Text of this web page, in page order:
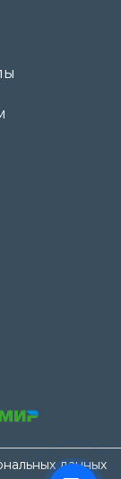
данных